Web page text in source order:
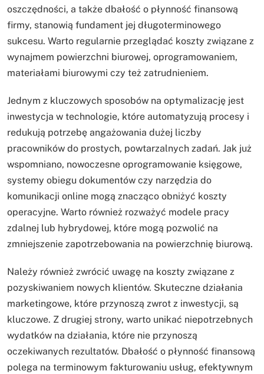
oszczędności, a także dbałość o płynność finansową
firmy, stanowią fundament jej długoterminowego
sukcesu. Warto regularnie przeglądać koszty związane z
wynajmem powierzchni biurowej, oprogramowaniem,
materiałami biurowymi czy też zatrudnieniem.
Jednym z kluczowych sposobów na optymalizację jest
inwestycja w technologie, które automatyzują procesy i
redukują potrzebę angażowania dużej liczby
pracowników do prostych, powtarzalnych zadań. Jak już
wspomniano, nowoczesne oprogramowanie księgowe,
systemy obiegu dokumentów czy narzędzia do
komunikacji online mogą znacząco obniżyć koszty
operacyjne. Warto również rozważyć modele pracy
zdalnej lub hybrydowej, które mogą pozwolić na
zmniejszenie zapotrzebowania na powierzchnię biurową.
Należy również zwrócić uwagę na koszty związane z
pozyskiwaniem nowych klientów. Skuteczne działania
marketingowe, które przynoszą zwrot z inwestycji, są
kluczowe. Z drugiej strony, warto unikać niepotrzebnych
wydatków na działania, które nie przynoszą
oczekiwanych rezultatów. Dbałość o płynność finansową
polega na terminowym fakturowaniu usług, efektywnym